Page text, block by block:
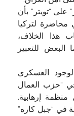
على “تويتر” بأن
لتركيا
هذا الخلاف،
للتعبير
العسكري
“حزب العمال
إرهابية.
في “جبل كاره”